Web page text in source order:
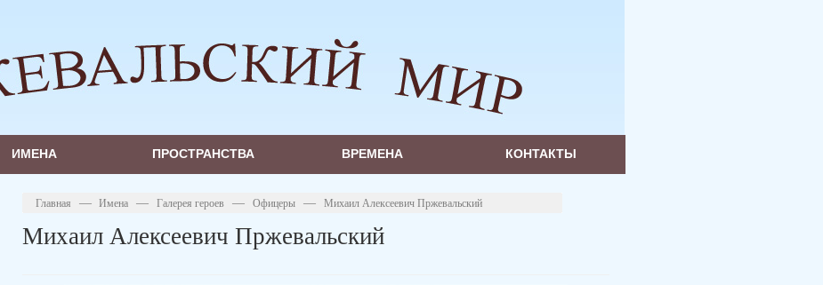
ИМЕНА ПРОСТРАНСТВА ВРЕМЕНА КОНТАКТЫ
Главная — Имена — Галерея героев — Офицеры — Михаил Алексеевич Пржевальский
Михаил Алексеевич Пржевальский